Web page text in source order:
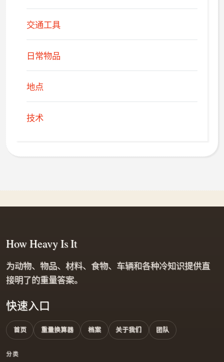
交通工具
日常物品
地点
技术
快速入口
首页 重量换算器 档案 关于我们 团队
分类
How Heavy Is It
为动物、物品、材料、食物、车辆和各种冷知识提供直
接明了的重量答案。